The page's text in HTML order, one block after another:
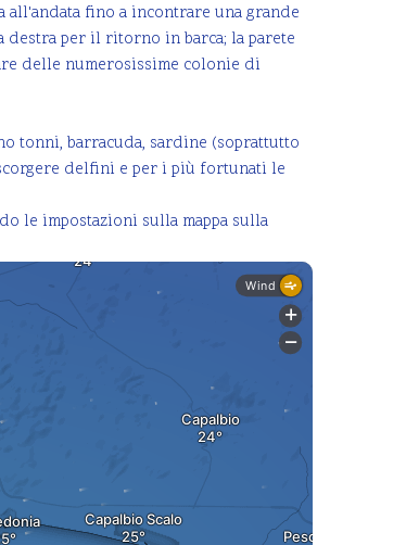
all'andata fino a incontrare una grande
per il ritorno in barca; la parete
delle numerosissime colonie di
tonni, barracuda, sardine (soprattutto
delfini e per i più fortunati le
le impostazioni sulla mappa sulla